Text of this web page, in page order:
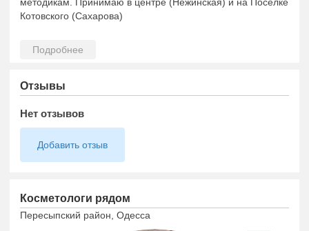
Котовского (Сахарова)
Отзывы
Нет отзывов
Добавить отзыв
Косметологи рядом
Пересыпский район, Одесса